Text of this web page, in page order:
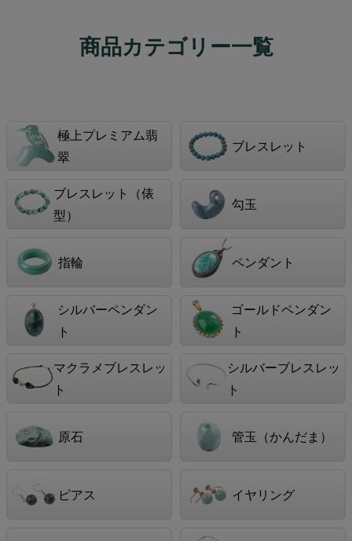
商品カテゴリー一覧
極上プレミアム翡
翠
ブレスレット
ブレスレット（俵
型）
勾玉
指輪 ペンダント
シルバーペンダン
ト
ゴールドペンダン
ト
マクラメブレスレッ
ト
シルバーブレスレッ
ト
原石 管玉（かんだま）
ピアス イヤリング